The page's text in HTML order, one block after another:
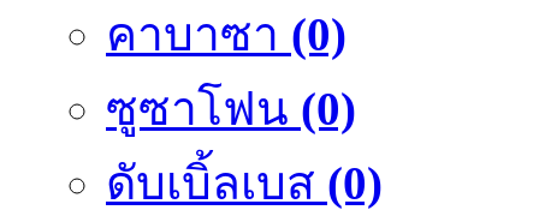
คาบาซา (0)
ซูซาโฟน (0)
ดับเบิ้ลเบส (0)